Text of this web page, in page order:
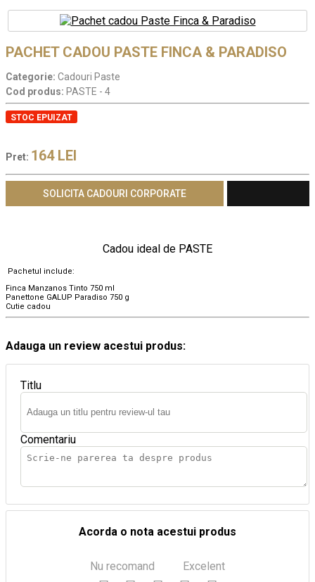
PACHET CADOU PASTE FINCA & PARADISO
Categorie: Cadouri Paste
Cod produs: PASTE - 4
STOC EPUIZAT
Pret: 164LEI
SOLICITA CADOURI CORPORATE
Cadou ideal de PASTE
Pachetul include:
Finca Manzanos Tinto 750 ml
Panettone GALUP Paradiso 750 g
Cutie cadou
Adauga un review acestui produs:
Titlu
Comentariu
Acorda o nota acestui produs
Nu recomand Excelent